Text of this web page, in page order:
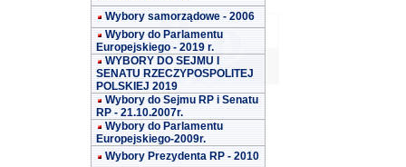
Wybory samorządowe - 2006
Wybory do Parlamentu
Europejskiego - 2019 r.
WYBORY DO SEJMU I
SENATU RZECZYPOSPOLITEJ
POLSKIEJ 2019
Wybory do Sejmu RP i Senatu
RP - 21.10.2007r.
Wybory do Parlamentu
Europejskiego-2009r.
Wybory Prezydenta RP - 2010